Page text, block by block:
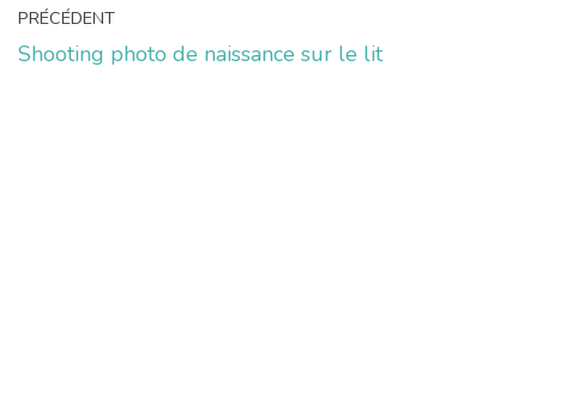
PRÉCÉDENT
Shooting photo de naissance sur le lit